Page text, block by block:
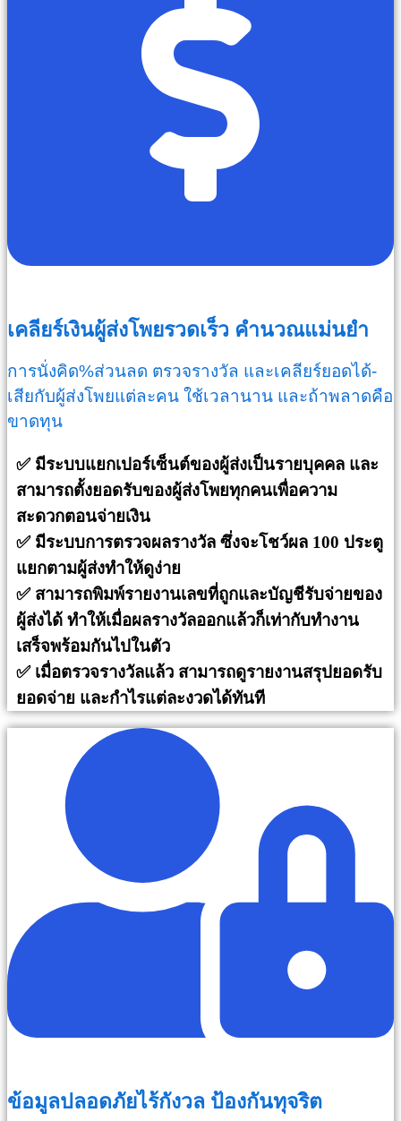
เคลียร์เงินผู้ส่งโพยรวดเร็ว คำนวณแม่นยำ
การนั่งคิด%ส่วนลด ตรวจรางวัล และเคลียร์ยอดได้-
เสียกับผู้ส่งโพยแต่ละคน ใช้เวลานาน และถ้าพลาดคือ
ขาดทุน
✅ มีระบบแยกเปอร์เซ็นต์ของผู้ส่งเป็นรายบุคคล และ
สามารถตั้งยอดรับของผู้ส่งโพยทุกคนเพื่อความ
สะดวกตอนจ่ายเงิน
✅ มีระบบการตรวจผลรางวัล ซึ่งจะโชว์ผล 100 ประตู
แยกตามผู้ส่งทำให้ดูง่าย
✅ สามารถพิมพ์รายงานเลขที่ถูกและบัญชีรับจ่ายของ
ผู้ส่งได้ ทำให้เมื่อผลรางวัลออกแล้วก็เท่ากับทำงาน
เสร็จพร้อมกันไปในตัว
✅ เมื่อตรวจรางวัลแล้ว สามารถดูรายงานสรุปยอดรับ
ยอดจ่าย และกำไรแต่ละงวดได้ทันที
ข้อมูลปลอดภัยไร้กังวล ป้องกันทุจริต